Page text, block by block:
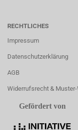
RECHTLICHES
Impressum
Datenschutzerklärung
AGB
Widerrufsrecht &
Gefördert von